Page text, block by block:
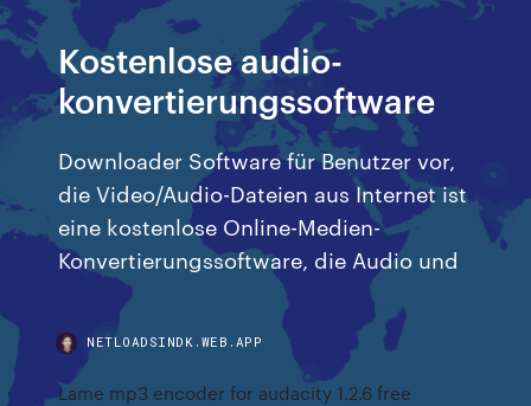
Kostenlose audio-
konvertierungssoftware
Downloader Software für Benutzer vor,
die Video/Audio-Dateien aus Internet ist
eine kostenlose Online-Medien-
Konvertierungssoftware, die Audio und
NETLOADSINDK.WEB.APP
Lame mp3 encoder for audacity 1.2.6 free